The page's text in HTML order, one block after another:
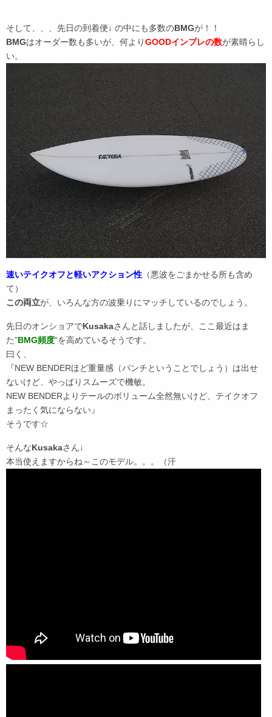
そして、、、先日の到着便↓ の中にも多数のBMGが！！
BMGはオーダー数も多いが、何よりGOODインプレの数が素晴らし
い。
速いテイクオフと軽いアクション性 （悪波をごまかせる所も含め
て）
この両立が、いろんな方の波乗りにマッチしているのでしょう。
先日のオンショアでKusakaさんと話しましたが、ここ最近はま
た”BMG頻度“を高めているそうです。
曰く、
『NEW BENDERほど重量感（パンチということでしょう）は出せ
ないけど、やっぱりスムーズで機敏。
NEW BENDERよりテールのボリューム全然無いけど、テイクオフ
まったく気にならない』
そうです☆
そんなKusakaさん↓
本当使えますからね～このモデル。。。（汗